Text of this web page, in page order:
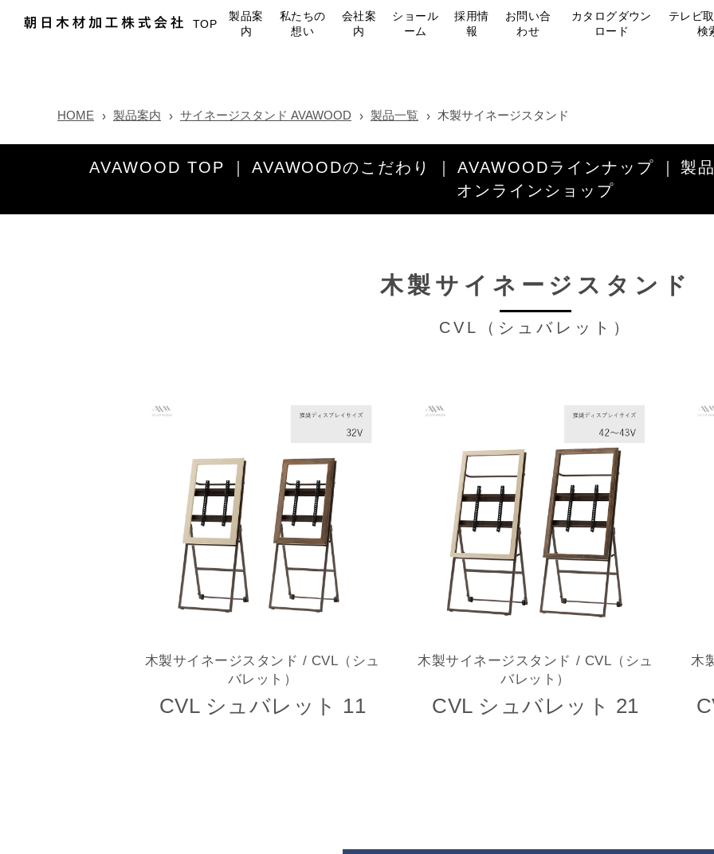
TOP
製品案
内
私たちの
想い
会社案
内
ショール
ーム
採用情
報
お問い合
わせ
カタログダウン
ロード
テレビ
検
HOME 製品案内 サイネージスタンド AVAWOOD 製品一覧 木製サイネージスタンド
AVAWOOD TOP AVAWOODのこだわり AVAWOODラインナップ
製
オンラインショップ
木製サイネージスタンド
CVL（シュバレット）
木製サイネージスタンド / CVL（シュ
バレット）
CVL シュバレット 11
木製サイネージスタンド / CVL（シュ
バレット）
CVL シュバレット 21
木